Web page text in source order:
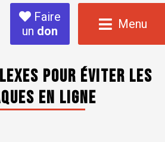
Faire
un don Menu
pour éviter les
en ligne